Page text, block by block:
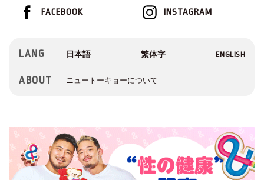
INSTAGRAM
FACEBOOK
LANG
ABOUT ニュートーキョーについて